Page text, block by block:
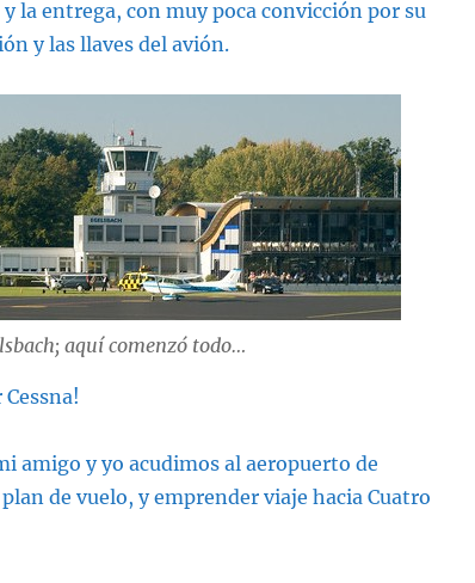
la entrega, con muy poca convicción por su
y las llaves del avión.
aquí comenzó todo…
amigo y yo acudimos al aeropuerto de
de vuelo, y emprender viaje hacia Cuatro